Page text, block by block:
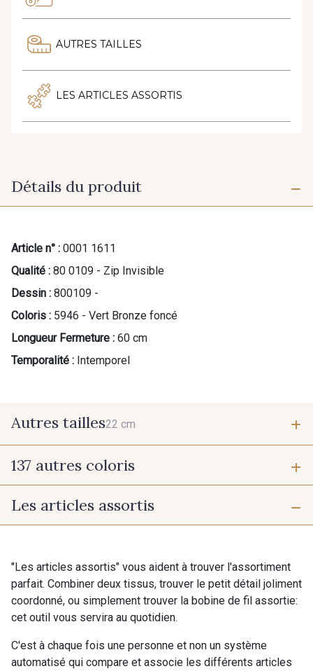
AUTRES TAILLES
LES ARTICLES ASSORTIS
Détails du produit
Article n° : 0001 1611
Qualité : 80 0109 - Zip Invisible
Dessin : 800109 -
Coloris : 5946 - Vert Bronze foncé
Longueur Fermeture : 60 cm
Temporalité : Intemporel
Autres tailles22 cm
22 cm
137 autres coloris
9700 - Noir
9612 - Gris beige 9992 - Gris Vetiver
9853 - Gris Fusil 9390 - Gris Mercure
Les articles assortis
"Les articles assortis" vous aident à trouver l'assortiment
parfait. Combiner deux tissus, trouver le petit détail joliment
coordonné, ou simplement trouver la bobine de fil assortie:
cet outil vous servira au quotidien.
C'est à chaque fois une personne et non un système
automatisé qui compare et associe les différents articles